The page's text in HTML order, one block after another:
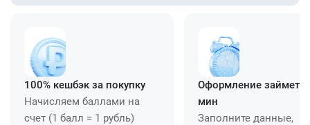
100% кешбэк за покупку
Начисляем баллами на
счет (1 балл = 1 рубль)
Оформление займет
мин
Заполните данные,